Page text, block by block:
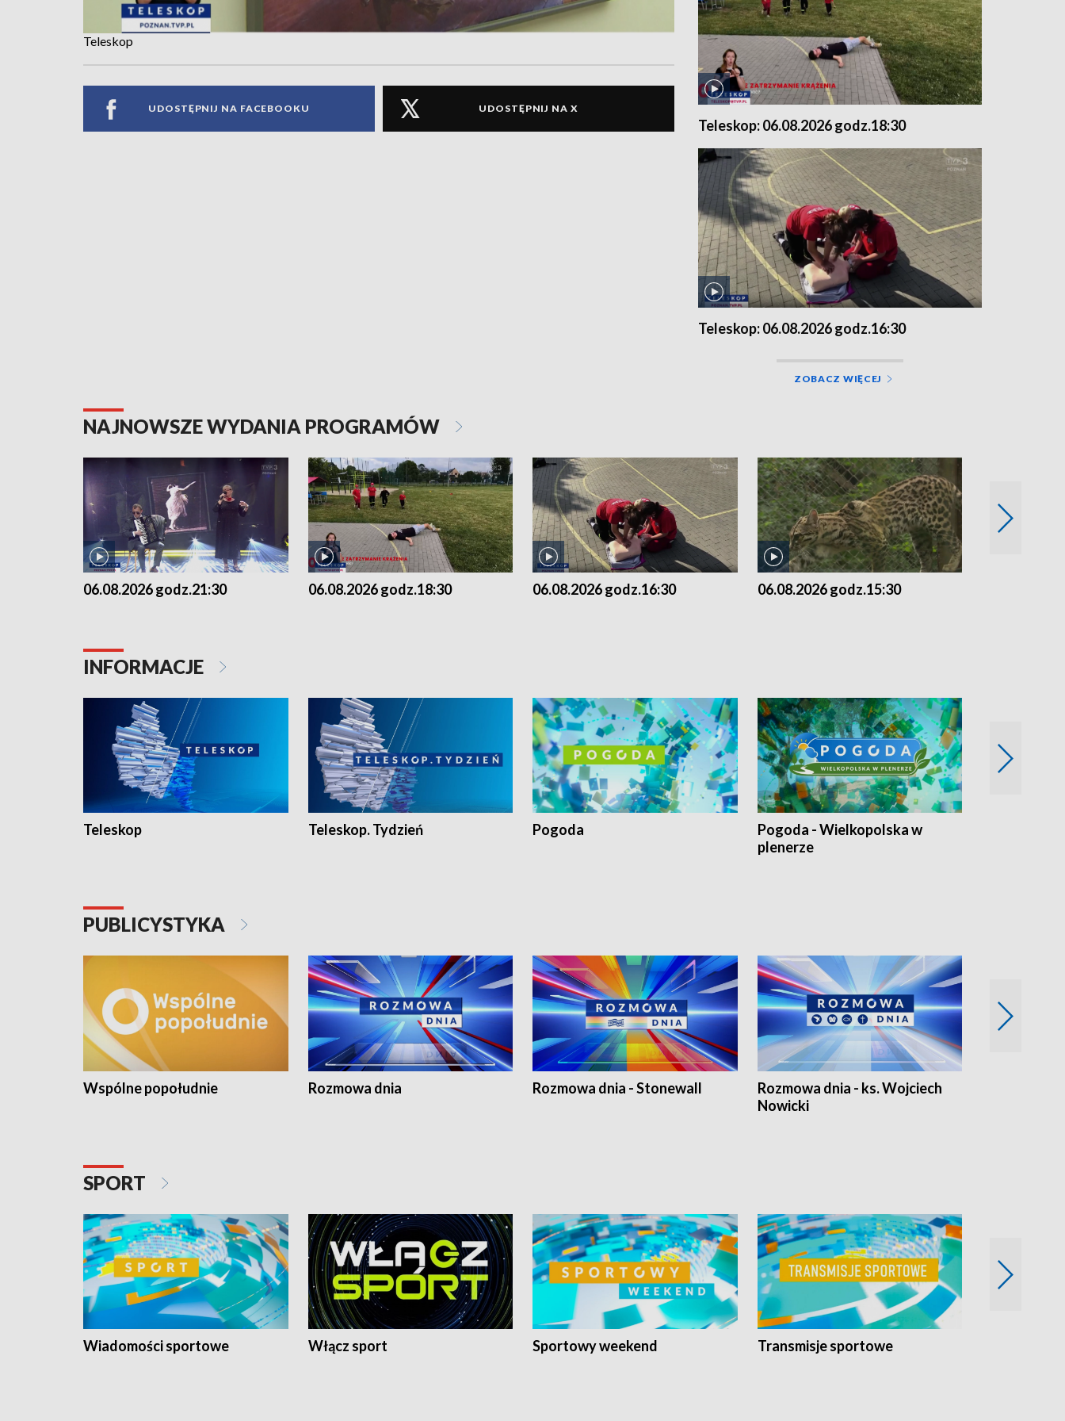
Teleskop
UDOSTĘPNIJ NA FACEBOOKU UDOSTĘPNIJ NA X
Teleskop: 06.08.2026 godz.18:30
Teleskop: 06.08.2026 godz.16:30
ZOBACZ WIĘCEJ
NAJNOWSZE WYDANIA PROGRAMÓW
06.08.2026 godz.21:30 06.08.2026 godz.18:30 06.08.2026 godz.16:30 06.08.2026 godz.15:30
INFORMACJE
Teleskop Teleskop. Tydzień Pogoda
Pogoda - Wielkopolska w
plenerze
PUBLICYSTYKA
Wspólne popołudnie Rozmowa dnia Rozmowa dnia - Stonewall
Rozmowa dnia - ks. Wojciech
Nowicki
SPORT
Wiadomości sportowe Włącz sport Sportowy weekend Transmisje sportowe